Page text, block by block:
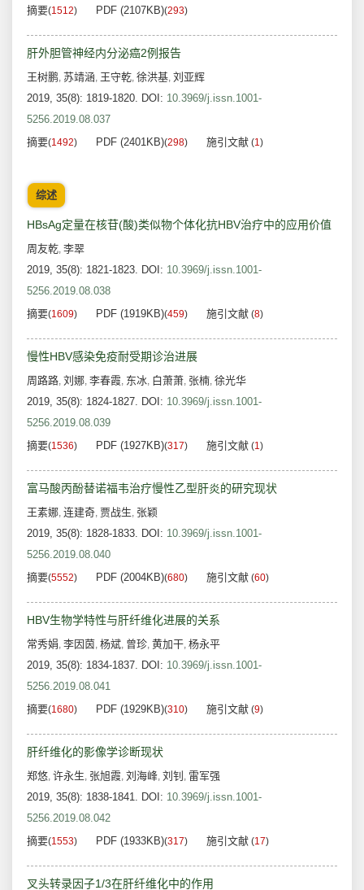
摘要(1512) PDF (2107KB)(293)
肝外胆管神经内分泌癌2例报告
王树鹏, 苏靖涵, 王守乾, 徐洪基, 刘亚辉
2019, 35(8): 1819-1820. DOI: 10.3969/j.issn.1001-
5256.2019.08.037
摘要(1492) PDF (2401KB)(298) 施引文献 (1)
综述
HBsAg定量在核苷(酸)类似物个体化抗HBV治疗中的应用价值
周友乾, 李翠
2019, 35(8): 1821-1823. DOI: 10.3969/j.issn.1001-
5256.2019.08.038
摘要(1609) PDF (1919KB)(459) 施引文献 (8)
慢性HBV感染免疫耐受期诊治进展
周路路, 刘娜, 李春霞, 东冰, 白萧萧, 张楠, 徐光华
2019, 35(8): 1824-1827. DOI: 10.3969/j.issn.1001-
5256.2019.08.039
摘要(1536) PDF (1927KB)(317) 施引文献 (1)
富马酸丙酚替诺福韦治疗慢性乙型肝炎的研究现状
王素娜, 连建奇, 贾战生, 张颖
2019, 35(8): 1828-1833. DOI: 10.3969/j.issn.1001-
5256.2019.08.040
摘要(5552) PDF (2004KB)(680) 施引文献 (60)
HBV生物学特性与肝纤维化进展的关系
常秀娟, 李因茵, 杨斌, 曾珍, 黄加干, 杨永平
2019, 35(8): 1834-1837. DOI: 10.3969/j.issn.1001-
5256.2019.08.041
摘要(1680) PDF (1929KB)(310) 施引文献 (9)
肝纤维化的影像学诊断现状
郑悠, 许永生, 张旭霞, 刘海峰, 刘钊 , 雷军强
2019, 35(8): 1838-1841. DOI: 10.3969/j.issn.1001-
5256.2019.08.042
摘要(1553) PDF (1933KB)(317) 施引文献 (17)
叉头转录因子1/3在肝纤维化中的作用